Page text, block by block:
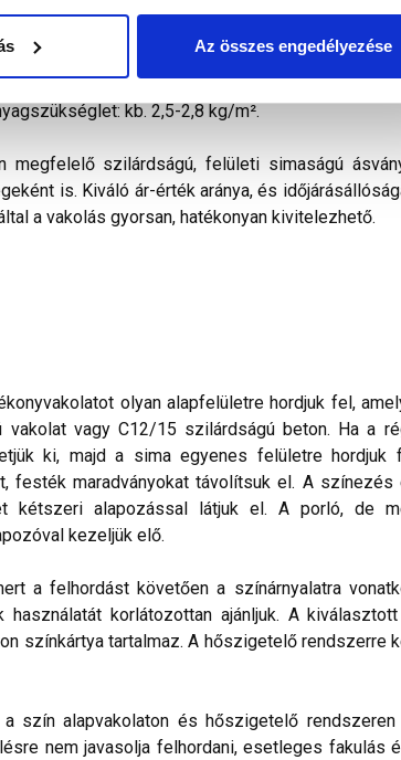
Az összes engedélyezése
bázisú, ﬁnomszemcsés vékonyvakolat.
hőszigetelések kedvelt
kötőanyagot, időjárásálló pigmenteket,
egyaránt megtalálhatók, ezáltal kellemes
kb. 2,5-2,8 kg/m².
szilárdságú, felületi simaságú
is. Kiváló ár-érték aránya, és
a vakolás gyorsan, hatékonyan kivitelezhető.
olyan alapfelületre hordjuk fel,
vagy C12/15 szilárdságú beton. Ha a
ki, majd a sima egyenes felületre hordjuk
festék maradványokat távolítsuk el. A
kétszeri alapozással látjuk el. A porló, de
kezeljük elő.
a felhordást követően a színárnyalatra
korlátozottan ajánljuk. A
színkártya tartalmaz. A hőszigetelő rendszerre
szín alapvakolaton és hőszigetelő rendszeren
nem javasolja felhordani, esetleges fakulás